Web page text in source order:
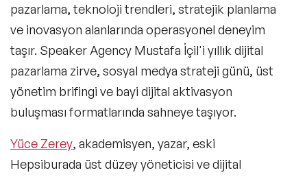
pazarlama, teknoloji trendleri, stratejik planlama
ve inovasyon alanlarında operasyonel deneyim
taşır. Speaker Agency Mustafa İçil'i yıllık dijital
pazarlama zirve, sosyal medya strateji günü, üst
yönetim brifingi ve bayi dijital aktivasyon
buluşması formatlarında sahneye taşıyor.
Yüce Zerey, akademisyen, yazar, eski
Hepsiburada üst düzey yöneticisi ve dijital
Master Class-Gelecek
Master Class-Liderlik
Master Class-Pazarlama
Master Class-Trendler
Master Class-Yönetim & Strateji
Deneyim Odaklı & Eğlenceli Çözümler